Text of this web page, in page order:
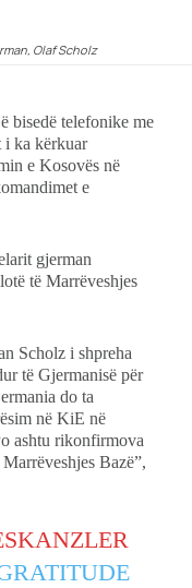
Olaf Scholz
bisedë telefonike me
i ka kërkuar
e Kosovës në
e
gjerman
të Marrëveshjes
Scholz i shpreha
të Gjermanisë për
do ta
në KiE në
ashtu rikonfirmova
Bazë”,